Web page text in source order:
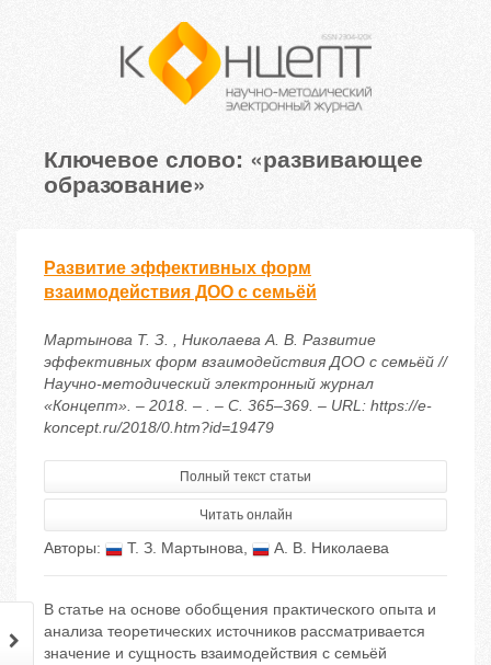
Ключевое слово: «развивающее
образование»
Развитие эффективных форм
взаимодействия ДОО с семьёй
Мартынова Т. З. , Николаева А. В. Развитие
эффективных форм взаимодействия ДОО с семьёй //
Научно-методический электронный журнал
«Концепт». – 2018. – . – С. 365–369. – URL: https://e-
koncept.ru/2018/0.htm?id=19479
Полный текст статьи
Читать онлайн
Авторы: Т. З. Мартынова, А. В. Николаева
В статье на основе обобщения практического опыта и
анализа теоретических источников рассматривается
значение и сущность взаимодействия с семьёй